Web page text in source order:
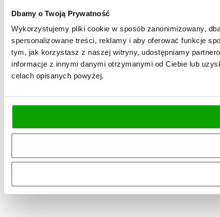
Dbamy o Twoją Prywatność
Wykorzystujemy pliki cookie w sposób zanonimizowany,
spersonalizowane treści, reklamy i aby oferować funkcje
tym, jak korzystasz z naszej witryny, udostępniamy
informacje z innymi danymi otrzymanymi od Ciebie lub
celach opisanych powyżej.